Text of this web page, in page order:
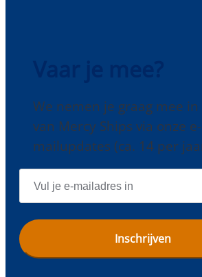
We nemen je graag mee
van Mercy Ships via onze e-
mailupdates (ca. 14 per
E
A
L
A
D